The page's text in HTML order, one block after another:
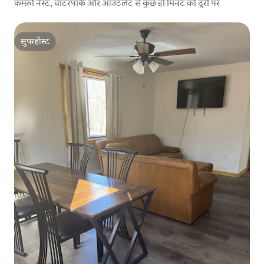
कम्फ़ी नेस्ट, वॉटरपार्क और आउटलेट से कुछ ही मिनट की दूरी पर
सुपरहोस्ट
सुपरहोस्ट